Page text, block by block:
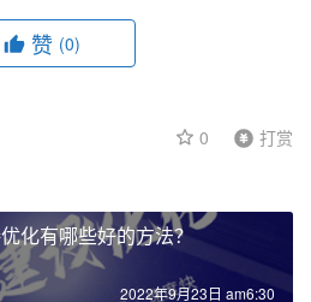
赞 (0)
0 打赏
化有哪些好的方法？
2022年9月23日 am6:30